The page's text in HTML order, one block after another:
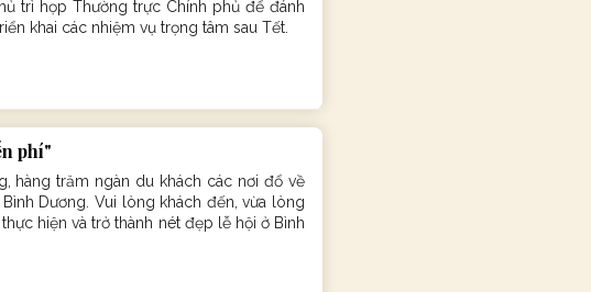
trì họp Thường trực Chính phủ để đánh
khai các nhiệm vụ trọng tâm sau Tết.
phí"
hàng trăm ngàn du khách các nơi đổ về
Dương. Vui lòng khách đến, vừa lòng
hiện và trở thành nét đẹp lễ hội ở Bình